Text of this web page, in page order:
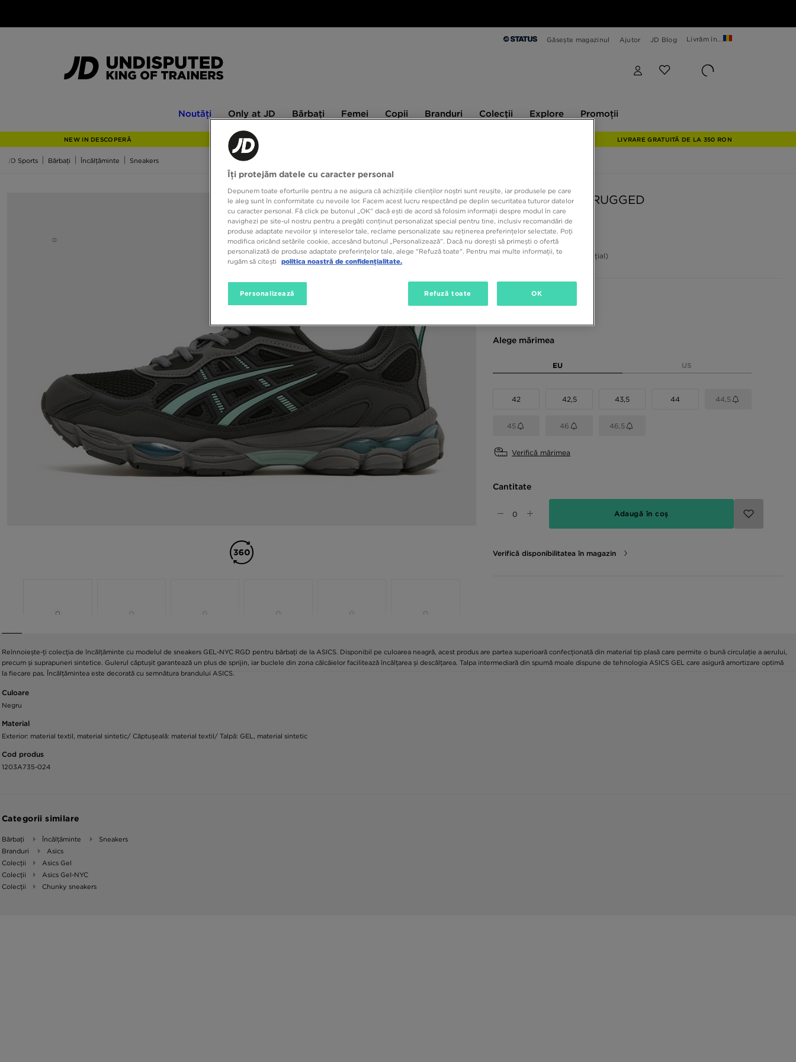
Găsește magazinul Ajutor JD Blog Livrăm în...
Noutăți
at
Only at JD Bărbați Femei Copii Branduri Colecții Explore Promoții
NEW IN DESCOPERĂ LIVRARE GRATUITĂ DE LA 350 RON
JD Sports Bărbați Încălțăminte Sneakers
ASICS GEL-NYC RUGGED
439,99 RON
839,99 RON -48% (Prețul inițial)
Culori disponibile
Alege mărimea
EU US
42 42,5 43,5 44 44,5
45 46 46,5
Verifică mărimea
Cantitate
Adaugă în coș
Verifică disponibilitatea în magazin
Reînnoiește-ți colecția de încălțăminte cu modelul de sneakers GEL-NYC RGD pentru bărbați de la ASICS. Disponibil pe culoarea neagră, acest produs are partea superioară confecționată din material tip plasă care permite o bună circulație a aerului,
precum și suprapuneri sintetice. Gulerul căptușit garantează un plus de sprijin, iar buclele din zona călcâielor facilitează încălțarea și descălțarea. Talpa intermediară din spumă moale dispune de tehnologia ASICS GEL care asigură amortizare optimă
la fiecare pas. Încălțămintea este decorată cu semnătura brandului ASICS.
Culoare
Negru
Material
Exterior: material textil, material sintetic/ Căptușeală: material textil/ Talpă: GEL, material sintetic
Cod produs
1203A735-024
Categorii similare
Bărbați Încălțăminte
Sneakers
Branduri
Asics
Colecții
Asics Gel
Colecții
Asics Gel-NYC
Colecții
Chunky sneakers
Îți protejăm datele cu caracter personal
Depunem toate eforturile pentru a ne asigura că achizițiile clienților noștri sunt reușite, iar produsele pe care
le aleg sunt în conformitate cu nevoile lor. Facem acest lucru respectând pe deplin securitatea tuturor datelor
cu caracter personal. Fă click pe butonul „OK” dacă ești de acord să folosim informații despre modul în care
navighezi pe site-ul nostru pentru a pregăti conținut personalizat special pentru tine, inclusiv recomandări de
produse adaptate nevoilor și intereselor tale, reclame personalizate sau reținerea preferințelor selectate. Poți
modifica oricând setările cookie, accesând butonul „Personalizează”. Dacă nu dorești să primești o ofertă
personalizată de produse adaptate preferințelor tale, alege "Refuză toate". Pentru mai multe informații, te
rugăm să citești
politica noastră de confidențialitate.
Personalizează Refuză toate OK